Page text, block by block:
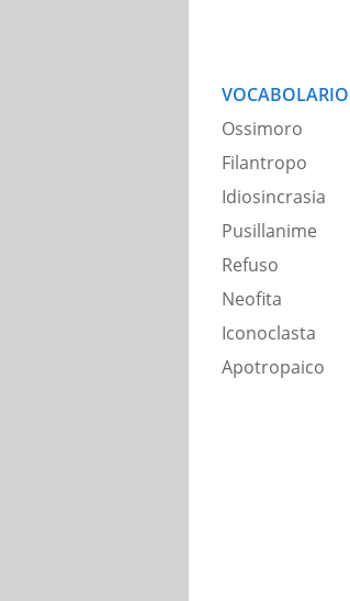
VOCABOLARIO
Ossimoro
Filantropo
Idiosincrasia
Pusillanime
Refuso
Neofita
Iconoclasta
Apotropaico